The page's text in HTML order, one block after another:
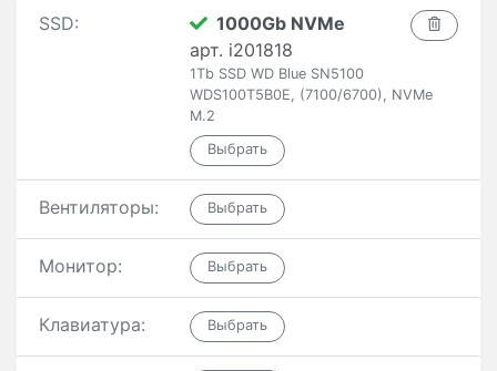
SSD:
1000Gb NVMe
арт. i201818
1Tb SSD WD Blue SN5100
WDS100T5B0E, (7100/6700), NVMe
M.2
Вентиляторы:
Монитор:
Клавиатура: